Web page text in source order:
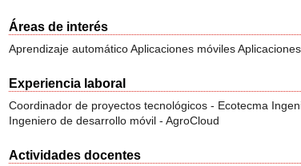
Áreas de interés
Aprendizaje automático Aplicaciones móviles
Experiencia laboral
Coordinador de proyectos tecnológicos - Ecotecma
Ingeniero de desarrollo móvil - AgroCloud
Actividades docentes